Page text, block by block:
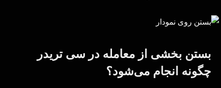
بستن بخشی از معامله در سی تریدر
چگونه انجام می‌شود؟